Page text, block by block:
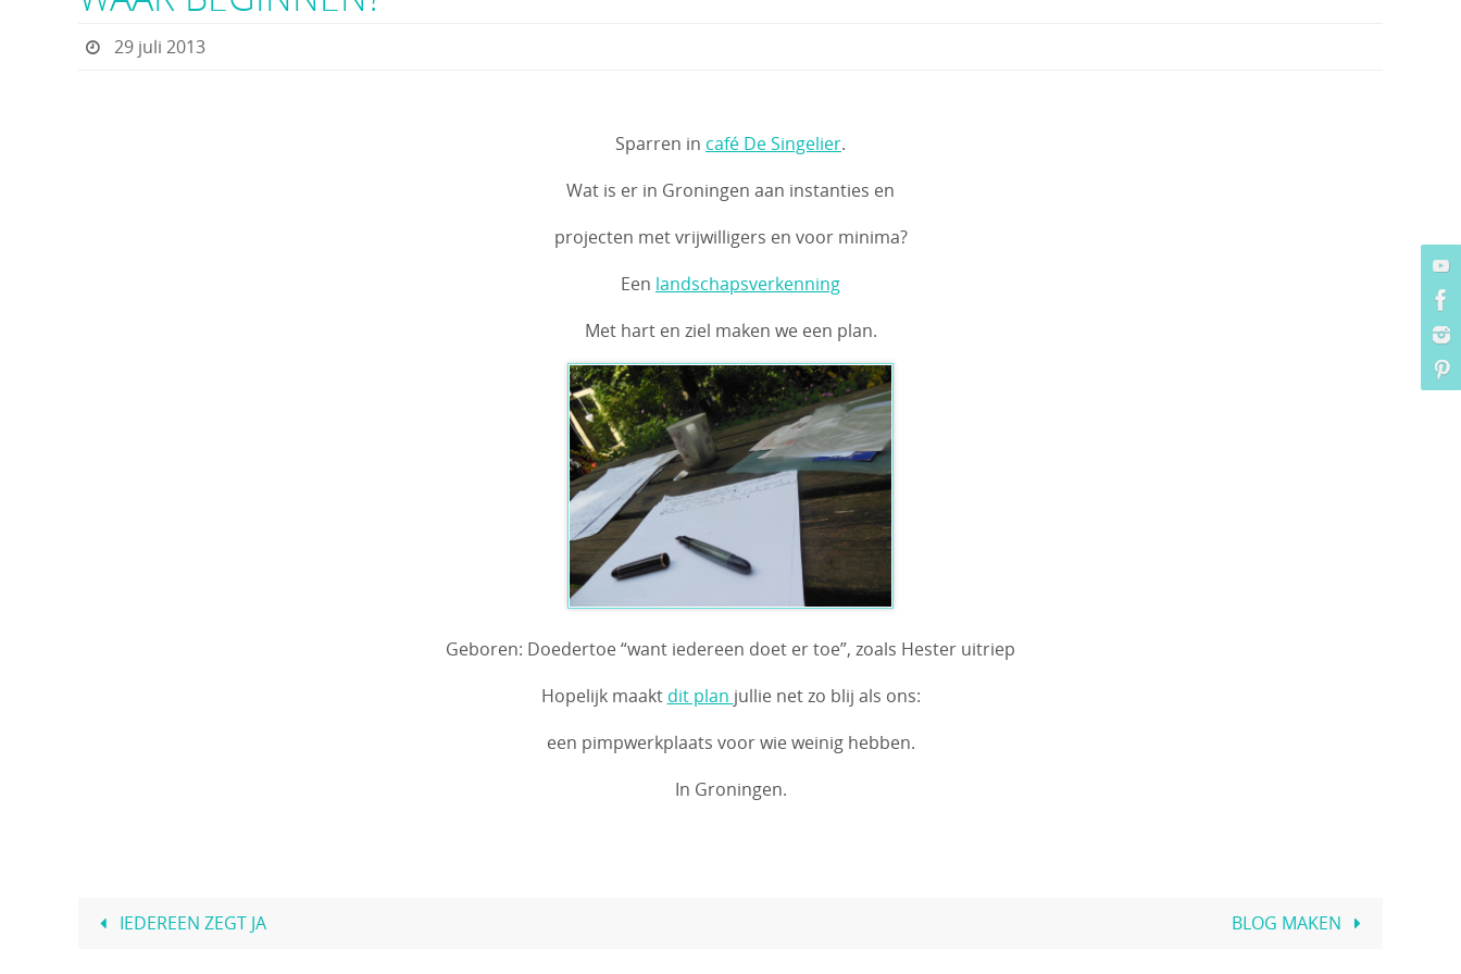
29 juli 2013
Sparren in café De Singelier.
Wat is er in Groningen aan instanties en
projecten met vrijwilligers en voor minima?
Een landschapsverkenning
Met hart en ziel maken we een plan.
Geboren: Doedertoe “want iedereen doet er toe”, zoals Hester uitriep
Hopelijk maakt dit plan jullie net zo blij als ons:
een pimpwerkplaats voor wie weinig hebben.
In Groningen.
IEDEREEN ZEGT JA BLOG MAKEN